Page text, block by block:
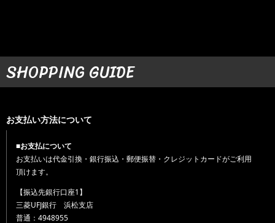
SHOPPING GUIDE
お支払い方法について
■お支払について
お支払いは代金引換・銀行振込・郵便振替・クレジットカードがご利用
頂けます。
【振込先銀行口座1】
三菱UFJ銀行 浜松支店
普通：4948955